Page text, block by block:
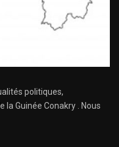
politiques,
Guinée Conakry . Nous